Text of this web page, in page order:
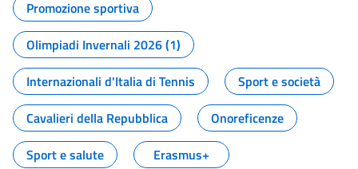
Promozione sportiva
Olimpiadi Invernali 2026 (1)
Internazionali d'Italia di Tennis
Sport e società
Cavalieri della Repubblica
Onoreficenze
Sport e salute
Erasmus+